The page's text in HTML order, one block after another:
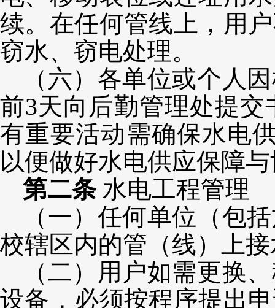
续。在任何管线上，用
窃水、窃电处理。
（六）各单位或个人
前3天向后勤管理处提
有重要活动需确保水电
以便做好水电供应保障
第二条 水电工程管理
（一）任何单位（包
校辖区内的管（线）上
（二）用户如需更换
设备，必须按程序提出